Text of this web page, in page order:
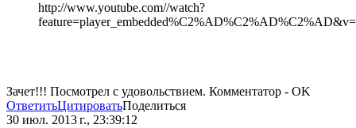
http://www.youtube.com//watch?
Зачет!!! Посмотрел с удовольствием. Комментатор - OK
ОтветитьЦитироватьПоделиться
30 июл. 2013 г., 23:39:12